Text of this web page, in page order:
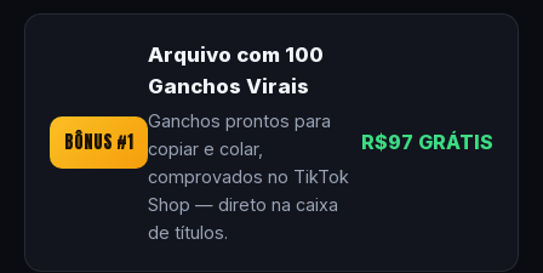
BÔNUS #1
Arquivo com 100
Ganchos Virais
Ganchos prontos para
copiar e colar,
comprovados no TikTok
Shop — direto na caixa
de títulos.
R$97 GRÁTIS